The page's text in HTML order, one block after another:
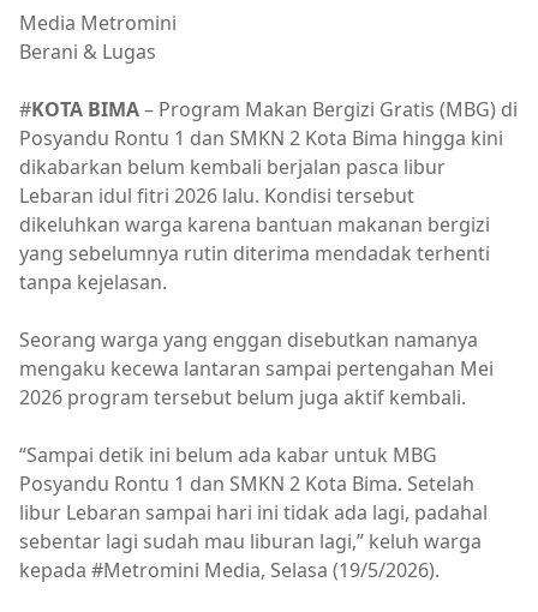
Media Metromini
Berani & Lugas
#KOTA BIMA– Program Makan Bergizi Gratis (MBG) di
Posyandu Rontu 1 dan SMKN 2 Kota Bima hingga kini
dikabarkan belum kembali berjalan pasca libur
Lebaran idul fitri 2026 lalu. Kondisi tersebut
dikeluhkan warga karena bantuan makanan bergizi
yang sebelumnya rutin diterima mendadak terhenti
tanpa kejelasan.
Seorang warga yang enggan disebutkan namanya
mengaku kecewa lantaran sampai pertengahan Mei
2026 program tersebut belum juga aktif kembali.
“Sampai detik ini belum ada kabar untuk MBG
Posyandu Rontu 1 dan SMKN 2 Kota Bima. Setelah
libur Lebaran sampai hari ini tidak ada lagi, padahal
sebentar lagi sudah mau liburan lagi,” keluh warga
kepada #Metromini Media, Selasa (19/5/2026).